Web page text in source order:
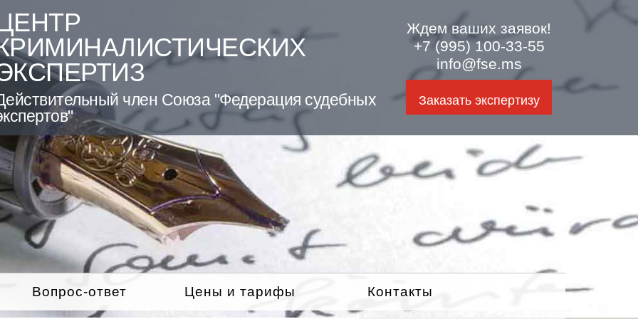
член Союза "Федерация судебных
Ждем ваших заявок!
+7 (995) 100-33-55
info@fse.ms
Заказать экспертизу
Вопрос-ответ Цены и тарифы Контакты